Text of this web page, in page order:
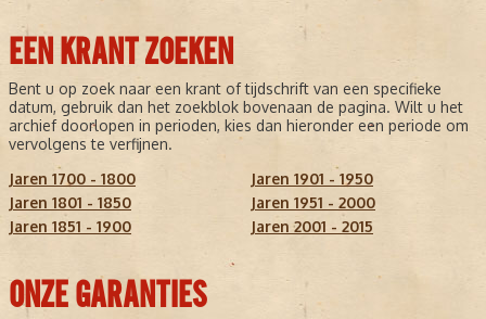
EEN KRANT ZOEKEN
Bent u op zoek naar een krant of tijdschrift van een specifieke
datum, gebruik dan het zoekblok bovenaan de pagina. Wilt u het
archief doorlopen in perioden, kies dan hieronder een periode om
vervolgens te verfijnen.
Jaren 1700 - 1800
Jaren 1801 - 1850
Jaren 1851 - 1900
Jaren 1901 - 1950
Jaren 1951 - 2000
Jaren 2001 - 2015
ONZE GARANTIES